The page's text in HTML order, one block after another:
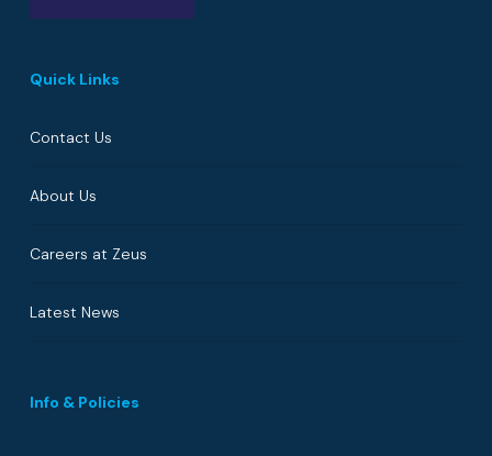
Quick Links
Contact Us
About Us
Careers at Zeus
Latest News
Info & Policies